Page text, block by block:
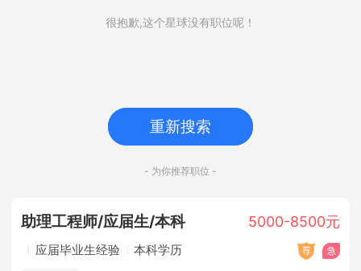
很抱歉,这个星球没有职位呢！
重新搜索
- 为你推荐职位 -
助理工程师/应届生/本科 5000-8500元
应届毕业生经验 本科学历